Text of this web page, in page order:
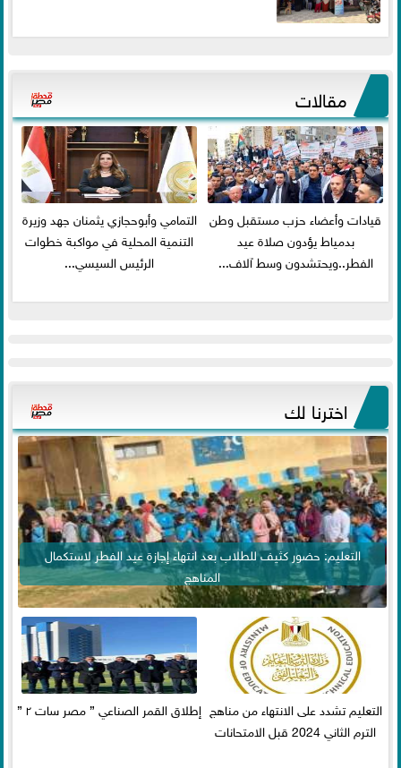
مقالات
قيادات وأعضاء حزب مستقبل وطن
بدمياط يؤدون صلاة عيد
الفطر..ويحتشدون وسط آلاف...
التمامي وأبوحجازي يثمنان جهد وزيرة
التنمية المحلية في مواكبة خطوات
الرئيس السيسي...
اخترنا لك
التعليم: حضور كثيف للطلاب بعد انتهاء إجازة عيد الفطر لاستكمال
المناهج
التعليم تشدد على الانتهاء من مناهج
الترم الثاني 2024 قبل الامتحانات
إطلاق القمر الصناعي ” مصر سات ٢ ”